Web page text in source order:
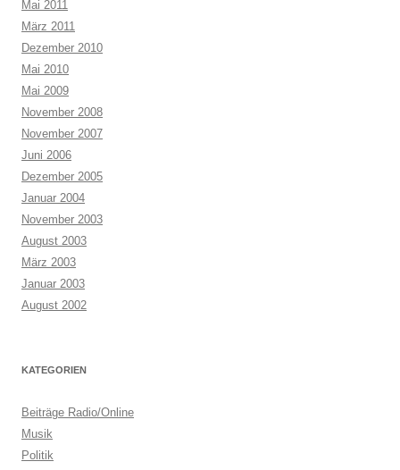
Mai 2011
März 2011
Dezember 2010
Mai 2010
Mai 2009
November 2008
November 2007
Juni 2006
Dezember 2005
Januar 2004
November 2003
August 2003
März 2003
Januar 2003
August 2002
KATEGORIEN
Beiträge Radio/Online
Musik
Politik